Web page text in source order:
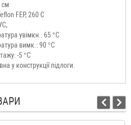
см
FEP, 260 C
увімкн.: 65 °C
вимк.: 90 °C
-5 °C
у конструкції підлоги.